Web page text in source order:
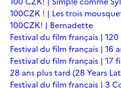
100CZK ! | Les trois
100CZK! | Bernadette
Festival du film français |
Festival du film français | 16
Festival du film français | 17
28 ans plus tard (28 Years
Festival du film français | 3